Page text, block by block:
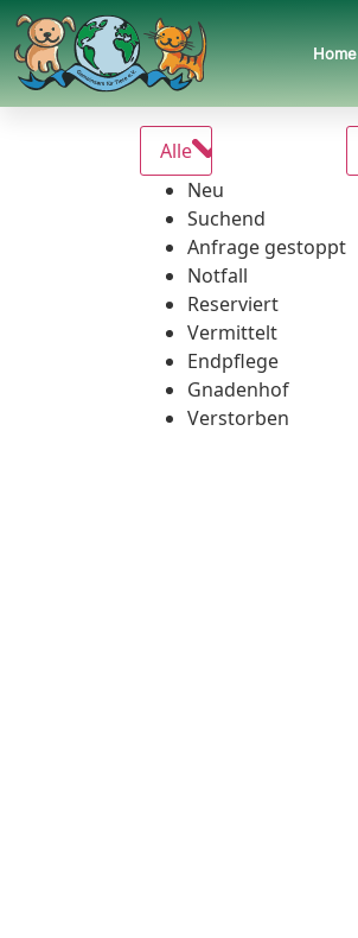
Home
Alle
Neu
Suchend
Anfrage gestoppt
Notfall
Reserviert
Vermittelt
Endpflege
Gnadenhof
Verstorben